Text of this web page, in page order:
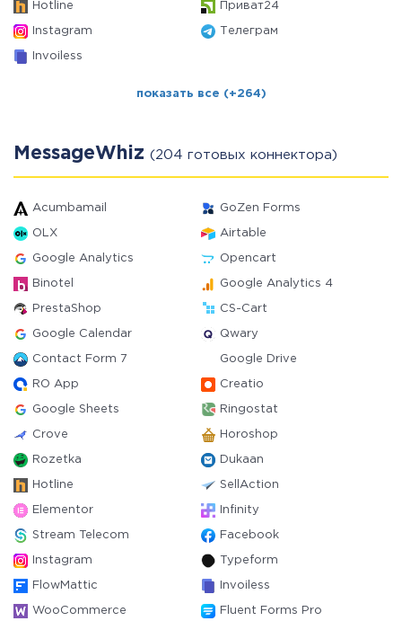
Hotline Приват24
Instagram Телеграм
Invoiless
показать все (+264)
MessageWhiz (204 готовых коннектора)
Acumbamail GoZen Forms
OLX Airtable
Google Analytics Opencart
Binotel Google Analytics 4
PrestaShop CS-Cart
Google Calendar Qwary
Contact Form 7 Google Drive
RO App Creatio
Google Sheets Ringostat
Crove Horoshop
Rozetka Dukaan
Hotline SellAction
Elementor Infinity
Stream Telecom Facebook
Instagram Typeform
FlowMattic Invoiless
WooCommerce Fluent Forms Pro